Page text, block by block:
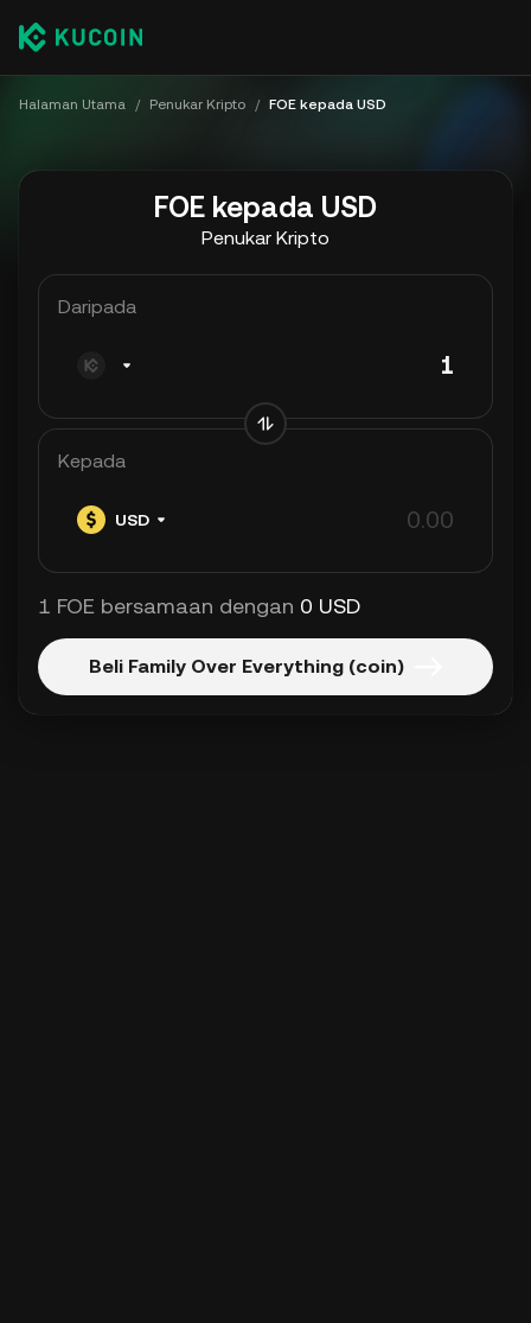
Halaman Utama / Penukar Kripto / FOE kepada USD
FOE kepada USD
Penukar Kripto
Daripada
Kepada
USD
1 FOE bersamaan dengan 0 USD
Beli Family Over Everything (coin)